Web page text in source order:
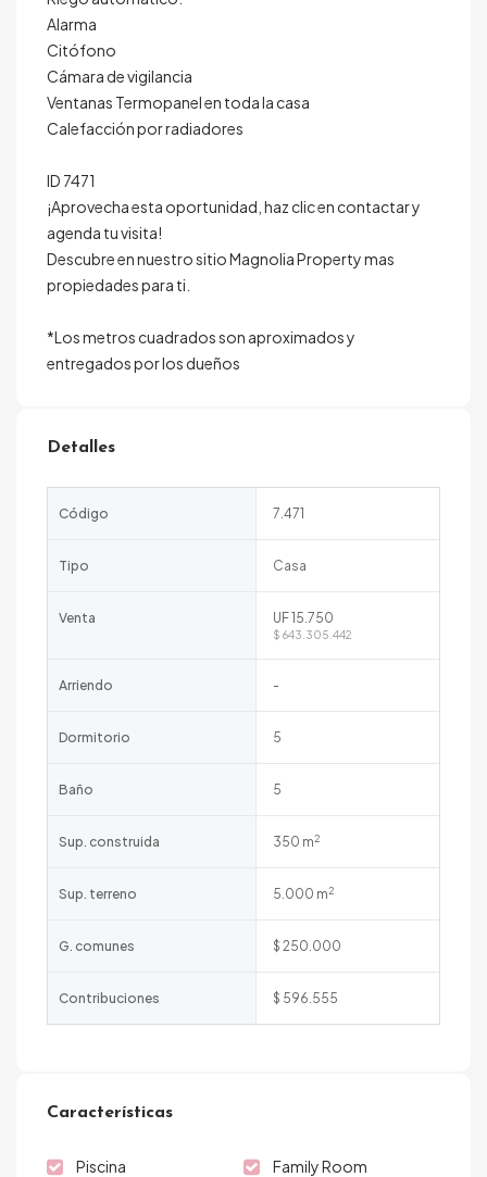
Alarma
Citófono
Cámara de vigilancia
Ventanas Termopanel en toda la casa
Calefacción por radiadores
ID 7471
¡Aprovecha esta oportunidad, haz clic en contactar y
agenda tu visita!
Descubre en nuestro sitio Magnolia Property mas
propiedades para ti.
*Los metros cuadrados son aproximados y
entregados por los dueños
Detalles
Código 7.471
Tipo Casa
Venta UF 15.750
$ 643.305.442
Arriendo -
Dormitorio 5
Baño 5
Sup. construida 350 m2
Sup. terreno 5.000 m2
G. comunes $ 250.000
Contribuciones $ 596.555
Características
Piscina Family Room